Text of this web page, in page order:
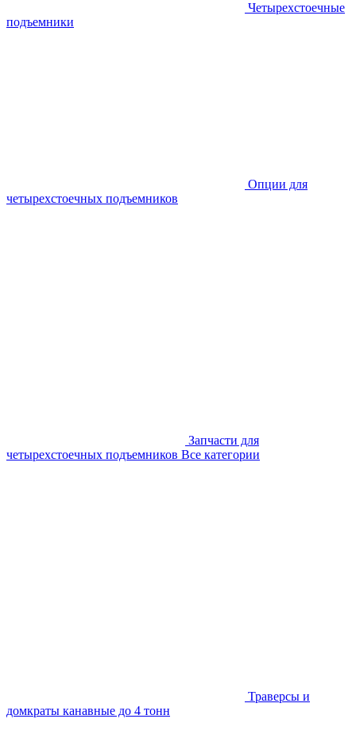
Четырехстоечные
подъемники
Опции для
четырехстоечных подъемников
Запчасти для
четырехстоечных подъемников Все категории
Траверсы и
домкраты канавные до 4 тонн